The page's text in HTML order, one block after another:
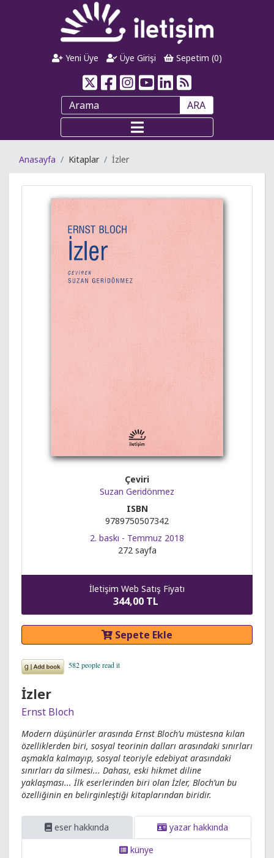
Yeni Üye Üye Girişi Sepetim (0)
ARA
Anasayfa Kitaplar İzler
Çeviri
Suzan Geridönmez
ISBN
9789750507342
2. baskı - Temmuz 2018
272 sayfa
İletişim Web Satış Fiyatı
344,00 TL
Sepete Ekle
İzler
Ernst Bloch
Modern düşünürler arasında Ernst Bloch’u müstesna kılan
özelliklerden biri, sosyal teorinin dalları arasındaki sınırları
aşmakla kalmayıp, sosyal teoriyle edebiyat arasındaki
sınırları da silmesi... Dahası, eski hikmet diline
yaklaşması... İlk eserlerinden biri olan İzler, Bloch’un bu
özelliğinin en belirginleştiği kitaplarından biridir.
eser hakkında
yazar hakkında
künye